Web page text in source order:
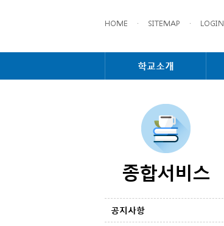
HOME · SITEMAP · LOGIN
학교소개
종합서비스
공지사항